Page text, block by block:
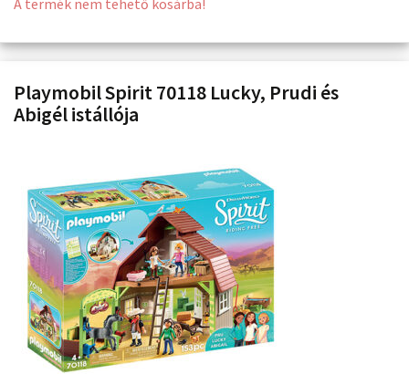
Playmobil Spirit 70118 Lucky, Prudi és
Abigél istállója